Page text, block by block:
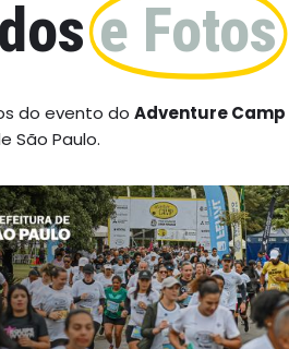
e Fotos
do evento do AdventureCamp
São Paulo.